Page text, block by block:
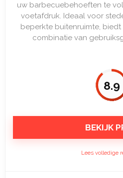
uw barbecuebehoeften te
voetafdruk. Ideaal voor
beperkte buitenruimte,
combinatie van
8.9
BEKIJK
Lees volledige